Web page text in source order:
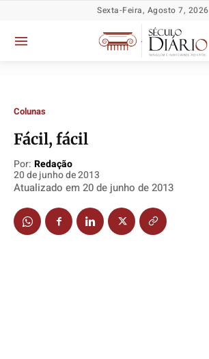
Política
Socioeconômicas
TV Século
Justiça
Política
Socioeconômicas
TV Século
Justiça
Política
Socioeconômicas
TV Século
Justiça
Política
Socioeconômicas
TV Século
Justiça
Sexta-Feira, Agosto 7, 2026
Colunas
Fácil, fácil
Por: Redação
20 de junho de 2013
Atualizado em 20 de junho de 2013